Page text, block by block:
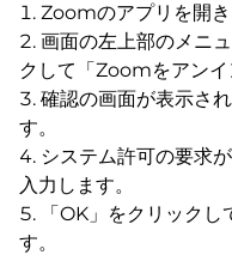
Zoomのアプリを開き
画面の左上部のメニ
クして「Zoomをアンイ
確認の画面が表示さ
す。
システム許可の要求
入力します。
「OK」をクリック
す。